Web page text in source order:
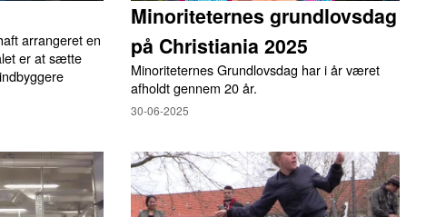
arrangeret en
er at sætte
Minoriteternes grundlovsdag
på Christiania 2025
Minoriteternes Grundlovsdag har i år været
afholdt gennem 20 år.
30-06-2025